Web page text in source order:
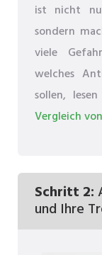
ist nicht
sondern
viele
welches
sollen,
Vergleich
Schritt 2:
und Ihre